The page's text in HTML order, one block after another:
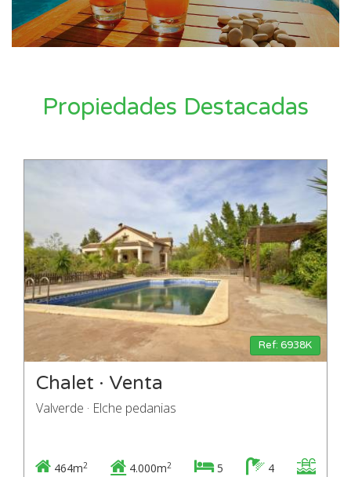
Propiedades Destacadas
Ref: 6938K
Chalet · Venta
Valverde · Elche pedanias
464m2 4.000m2 5 4